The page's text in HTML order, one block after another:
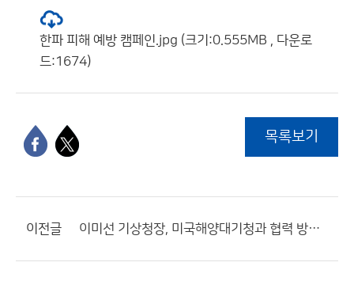
한파 피해 예방 캠페인.jpg (크기:0.555MB , 다운로
드:1674)
목록보기
이전글 이미선 기상청장, 미국해양대기청과 협력 방향 논의